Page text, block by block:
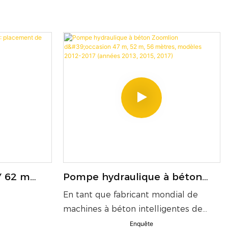
2022 est
de
délivre
Ce
62 m
Pompe hydraulique à béton
Zoomlion d'occasion 47 m, 52
m, 56 mètres, modèles 2012-
2017 (années 2013, 2015, 2017)
En tant que fabricant mondial de
machines à béton intelligentes de
premier plan, Zoomlion a toujours suivi
Enquête